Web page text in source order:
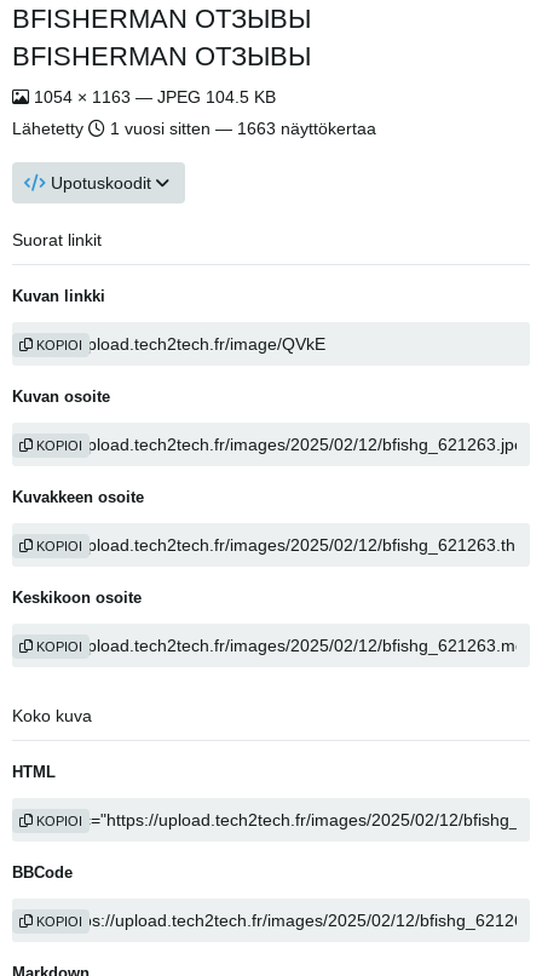
BFISHERMAN ОТЗЫВЫ
BFISHERMAN ОТЗЫВЫ
1054 × 1163 — JPEG 104.5 KB
Lähetetty
1 vuosi sitten — 1663 näyttökertaa
Upotuskoodit
Suorat linkit
Kuvan linkki
KOPIOI
Kuvan osoite
KOPIOI
Kuvakkeen osoite
KOPIOI
Keskikoon osoite
KOPIOI
Koko kuva
HTML
KOPIOI
BBCode
KOPIOI